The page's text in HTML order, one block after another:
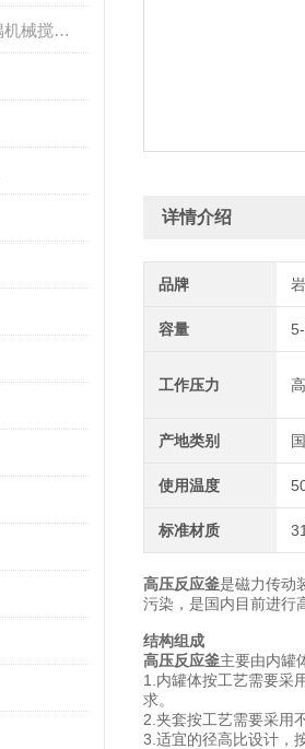
Micro-reactor系列磁偶机械搅拌反应釜
详情介绍
品牌
容量
工作压力
产地类别
使用温度
标准材质
高压反应釜是磁力传动
污染，是国内目前进行
结构组成
高压反应釜主要由内罐
1.内罐体按工艺需要采
求。
2.夹套按工艺需要采用
3.适宜的径高比设计，